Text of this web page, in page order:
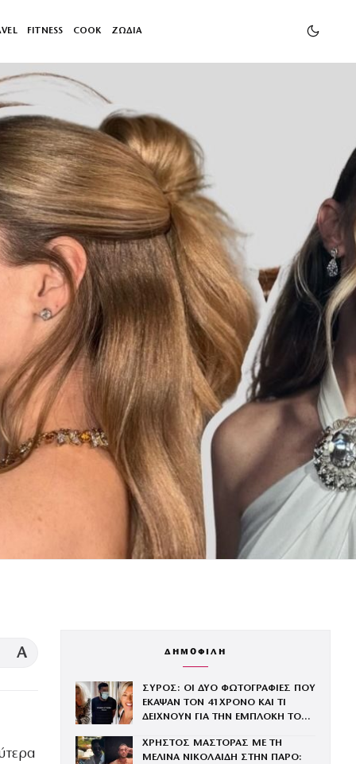
FITNESS COOK ΖΩΔΙΑ
A ΔΗΜΟΦΙΛΗ
ΣΥΡΟΣ: ΟΙ ΔΥΟ ΦΩΤΟΓΡΑΦΙΕΣ ΠΟΥ
ΕΚΑΨΑΝ ΤΟΝ 41ΧΡΟΝΟ ΚΑΙ ΤΙ
ΔΕΙΧΝΟΥΝ ΓΙΑ ΤΗΝ ΕΜΠΛΟΚΗ ΤΟΥ
ΧΡΗΣΤΟΣ ΜΑΣΤΟΡΑΣ ΜΕ ΤΗ
ΜΕΛΙΝΑ ΝΙΚΟΛΑΙΔΗ ΣΤΗΝ ΠΑΡΟ: